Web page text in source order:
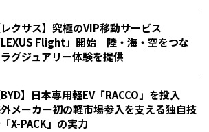
レクサス】究極のVIP移動サービス
LEXUS Flight」開始 陸・海・空をつな
グジュアリー体験を提供
BYD】日本専用軽EV「RACCO」を投入
メーカー初の軽市場参入を支える独自技
X-PACK」の実力